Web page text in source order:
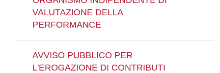
VALUTAZIONE DELLA
PERFORMANCE
AVVISO PUBBLICO PER
L'EROGAZIONE DI CONTRIBUTI